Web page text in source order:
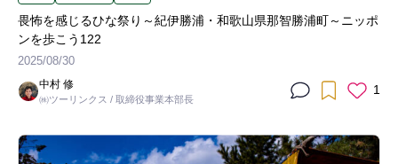
畏怖を感じるひな祭り～紀伊勝浦・和歌山県那智勝浦町～ニッポ
ンを歩こう122
2025/08/30
中村 修
㈱ツーリンクス / 取締役事業本部長
1